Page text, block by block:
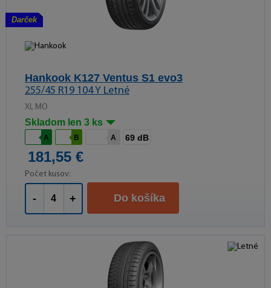
Darček
Hankook K127 Ventus S1 evo3
255/45 R19 104 Y Letné
XL MO
Skladom len 3 ks
A B A 69 dB
181,55 €
Počet kusov:
- + Do košíka